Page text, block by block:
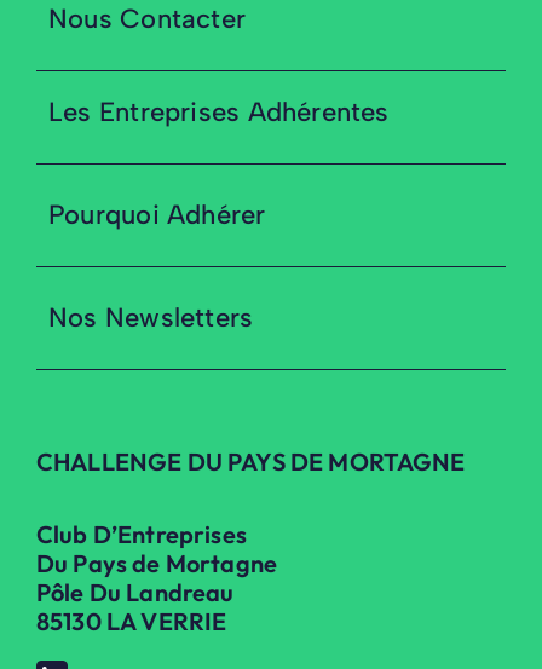
Nous Contacter
Les Entreprises Adhérentes
Pourquoi Adhérer
Nos Newsletters
CHALLENGE DU PAYS DE MORTAGNE
Club D’Entreprises
Du Pays de Mortagne
Pôle Du Landreau
85130 LA VERRIE